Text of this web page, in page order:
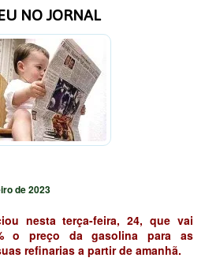
NO JORNAL
de 2023
nesta terça-feira, 24, que vai
o preço da gasolina para as
refinarias a partir de amanhã.